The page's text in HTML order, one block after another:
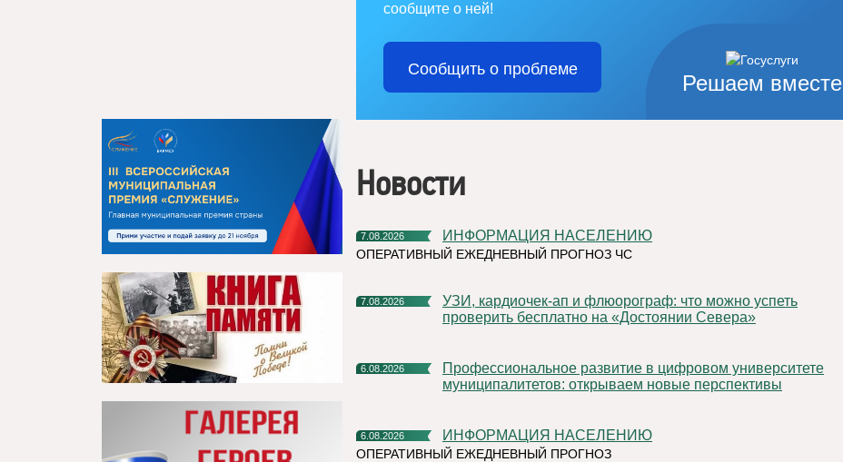
Решаем вместе
сообщите о ней!
Сообщить о проблеме
Новости
7.08.2026 ИНФОРМАЦИЯ НАСЕЛЕНИЮ
ОПЕРАТИВНЫЙ ЕЖЕДНЕВНЫЙ ПРОГНОЗ ЧС
7.08.2026
УЗИ, кардиочек-ап и флюорограф: что можно успеть
проверить бесплатно на «Достоянии Севера»
6.08.2026
Профессиональное развитие в цифровом университете
муниципалитетов: открываем новые перспективы
6.08.2026 ИНФОРМАЦИЯ НАСЕЛЕНИЮ
ОПЕРАТИВНЫЙ ЕЖЕДНЕВНЫЙ ПРОГНОЗ